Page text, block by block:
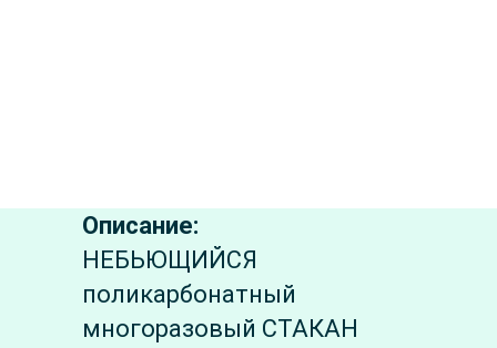
Описание:
НЕБЬЮЩИЙСЯ
поликарбонатный
многоразовый СТАКАН